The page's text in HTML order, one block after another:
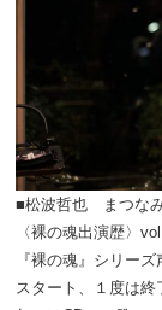
■松波哲也 まつな
〈裸の魂出演歴〉
『裸の魂』シリー
スタート、１度は